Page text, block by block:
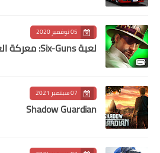
05 نوفمبر 2020
لعبة Six-Guns: معركة العصابات
07 سبتمبر 2021
Shadow Guardian